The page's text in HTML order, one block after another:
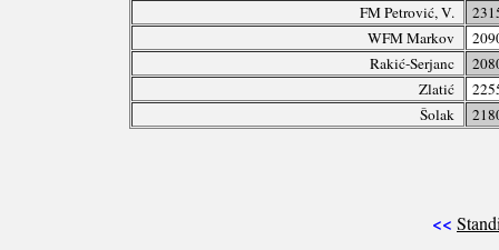
FM Petrović, V.
WFM Markov
Rakić-Serjanc
Zlatić
Šolak
<<